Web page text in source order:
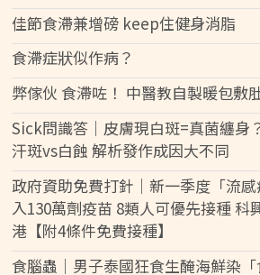
佳節食滯兼增磅 keep住健身消脂
食滯症狀似作病？
弊傢伙 食滯咗！ 中醫教自製暖包敷
Sick問識答｜皮膚現白斑=真菌纏身
汗斑vs白蝕 解析發作成因大不同
政府資助免費打針｜新一季度「流
入130萬劑疫苗 8類人可優先接種 科
港【附4條件免費接種】
食腦蟲｜男子泰國狂食生醃海鮮染